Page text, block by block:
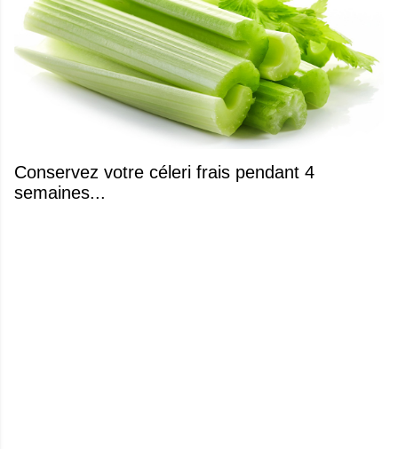
Conservez votre céleri frais pendant 4
semaines...